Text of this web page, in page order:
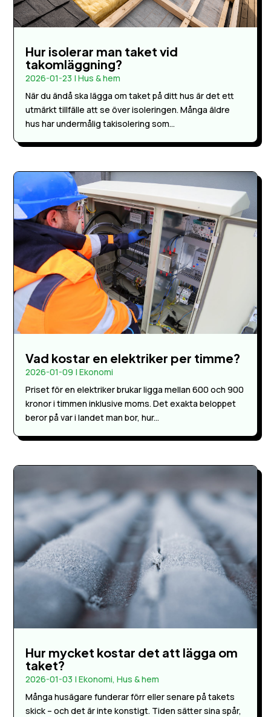
Hur isolerar man taket vid
takomläggning?
2026-01-23 |Hus & hem
När du ändå ska lägga om taket på ditt hus är det ett
utmärkt tillfälle att se över isoleringen. Många äldre
hus har undermålig takisolering som...
Vad kostar en elektriker per timme?
2026-01-09 |Ekonomi
Priset för en elektriker brukar ligga mellan 600 och 900
kronor i timmen inklusive moms. Det exakta beloppet
beror på var i landet man bor, hur...
Hur mycket kostar det att lägga om
taket?
2026-01-03 |Ekonomi,Hus & hem
Många husägare funderar förr eller senare på takets
skick – och det är inte konstigt. Tiden sätter sina spår,